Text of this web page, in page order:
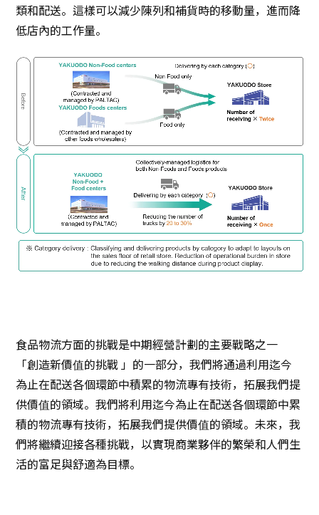
類和配送。這樣可以減少陳列和補貨時的移動量，進而降
低店內的工作量。
食品物流方面的挑戰是中期經營計劃的主要戰略之一
「創造新價值的挑戰 」的一部分，我們將通過利用迄今
為止在配送各個環節中積累的物流專有技術，拓展我們提
供價值的領域。我們將利用迄今為止在配送各個環節中累
積的物流專有技術，拓展我們提供價值的領域。未來，我
們將繼續迎接各種挑戰，以實現商業夥伴的繁榮和人們生
活的富足與舒適為目標。